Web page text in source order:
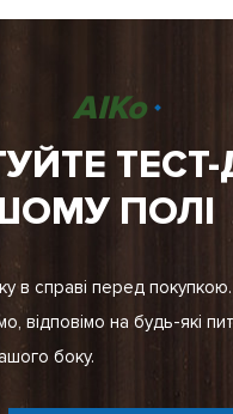
AIKo
ПОЛІ
в справі перед
відповімо на будь-які
боку.